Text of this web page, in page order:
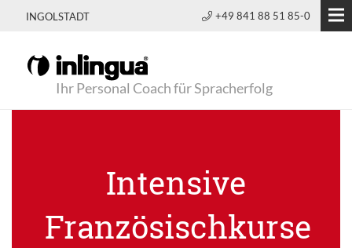
INGOLSTADT +49 841 88 51 85-0
Ihr Personal Coach für Spracherfolg
Intensive
Französischkurse